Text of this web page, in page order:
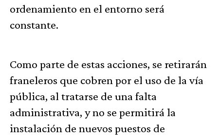
ordenamiento en el entorno será
constante.
Como parte de estas acciones, se retirarán
franeleros que cobren por el uso de la vía
pública, al tratarse de una falta
administrativa, y no se permitirá la
instalación de nuevos puestos de